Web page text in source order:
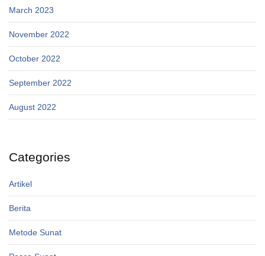
March 2023
November 2022
October 2022
September 2022
August 2022
Categories
Artikel
Berita
Metode Sunat